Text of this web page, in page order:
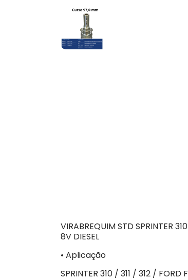
VIRABREQUIM STD SPRINTER
8V DIESEL
• Aplicação
SPRINTER 310 / 311 / 312 /